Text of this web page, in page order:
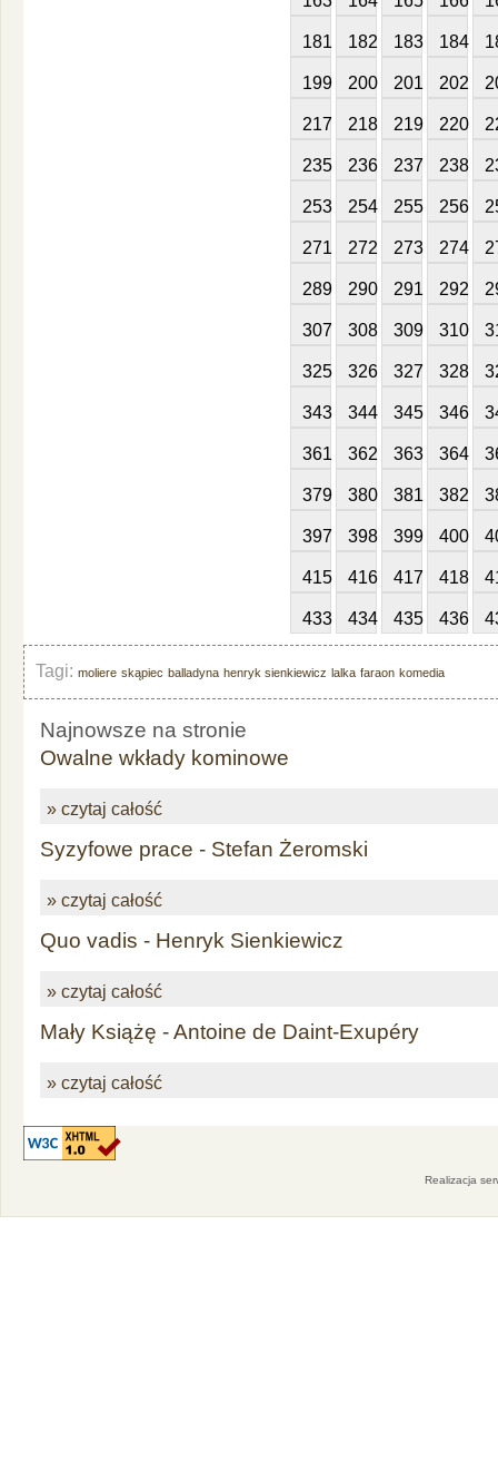
181 182 183 184
199 200 201 202
217 218 219 220
235 236 237 238
253 254 255 256
271 272 273 274
289 290 291 292
307 308 309 310
325 326 327 328
343 344 345 346
361 362 363 364
379 380 381 382
397 398 399 400
415 416 417 418
433 434 435 436
Tagi: moliere skąpiec balladyna henryk sienkiewicz lalka faraon komedia
Najnowsze na stronie
Owalne wkłady kominowe
» czytaj całość
Syzyfowe prace - Stefan Żeromski
» czytaj całość
Quo vadis - Henryk Sienkiewicz
» czytaj całość
Mały Książę - Antoine de Daint-Exupéry
» czytaj całość
Realizacja